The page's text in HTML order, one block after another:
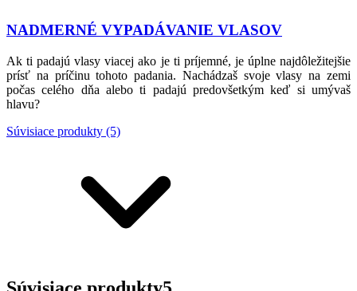
NADMERNÉ VYPADÁVANIE VLASOV
Ak ti padajú vlasy viacej ako je ti príjemné, je úplne najdôležitejšie
prísť na príčinu tohoto padania. Nachádzaš svoje vlasy na zemi
počas celého dňa alebo ti padajú predovšetkým keď si umývaš
hlavu?
Súvisiace produkty (5)